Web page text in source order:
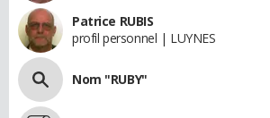
Patrice RUBIS
profil personnel | LUYNES
Nom "RUBY"